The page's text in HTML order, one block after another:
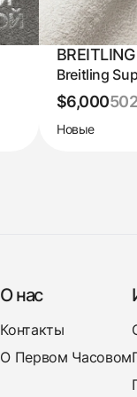
BREITLING
Breitling
$6,000
Новые
О нас
Контакты
О Первом Часовом